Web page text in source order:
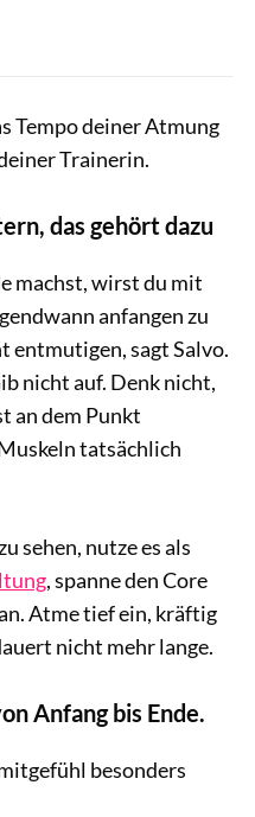
Tempo deiner Atmung
Trainerin.
das gehört dazu
machst, wirst du mit
anfangen zu
entmutigen, sagt Salvo.
nicht auf. Denk nicht,
an dem Punkt
tatsächlich
sehen, nutze es als
, spanne den Core
Atme tief ein, kräftig
nicht mehr lange.
Anfang bis Ende.
besonders